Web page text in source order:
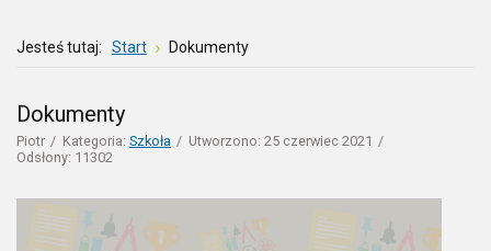
Jesteś tutaj: Start Dokumenty
Dokumenty
Piotr Kategoria: Szkoła
Utworzono: 25 czerwiec 2021
Odsłony: 11302